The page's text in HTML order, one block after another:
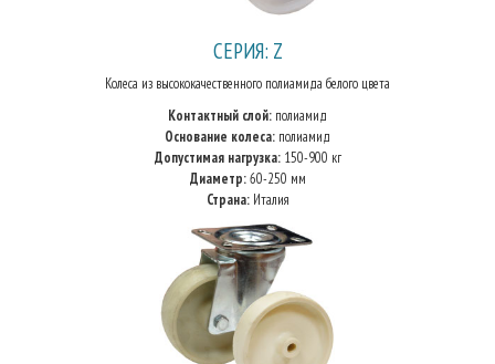
СЕРИЯ: Z
Колеса из высококачественного полиамида белого цвета
Контактный слой: полиамид
Основание колеса: полиамид
Допустимая нагрузка:150-900 кг
Диаметр:60-250 мм
Страна:Италия